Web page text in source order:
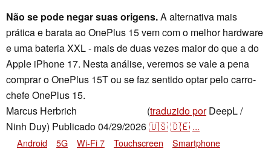
Não se pode negar suas origens.A alternativa mais
prática e barata ao OnePlus 15 vem com o melhor hardware
e uma bateria XXL - mais de duas vezes maior do que a do
Apple iPhone 17. Nesta análise, veremos se vale a pena
comprar o OnePlus 15T ou se faz sentido optar pelo carro-
chefe OnePlus 15.
Marcus Herbrich
(traduzido porDeepL /
Ninh Duy) Publicado04/29/2026🇺🇸🇩🇪 ...
Android 5G Wi-Fi 7 Touchscreen Smartphone